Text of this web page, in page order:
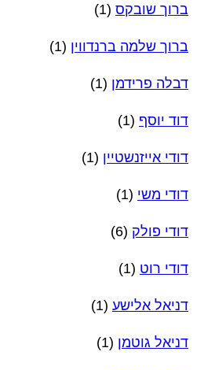
ברוך שובקס (1)
ברוך שלמה ברנדווין (1)
דבלה פרידמן (1)
דוד יוסף (1)
דודי אייזנשטיין (1)
דודי משי (1)
דודי פולק (6)
דודי רוט (1)
דניאל אלישע (1)
דניאל גוטמן (1)